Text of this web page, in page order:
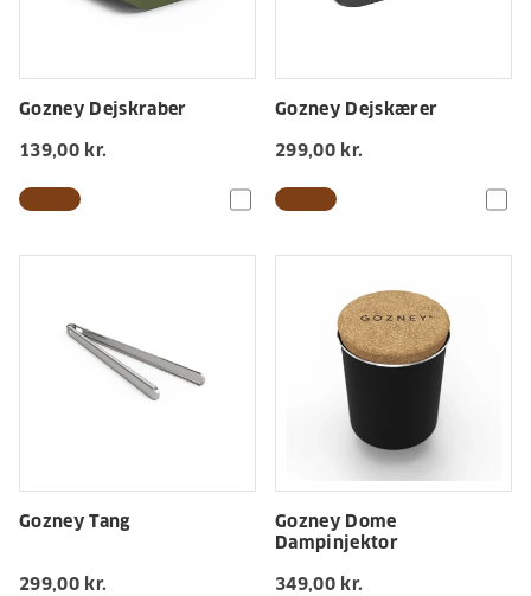
Gozney Dejskraber
139,00 kr.
Gozney Dejskærer
299,00 kr.
Gozney Tang
299,00 kr.
Gozney Dome
Dampinjektor
349,00 kr.